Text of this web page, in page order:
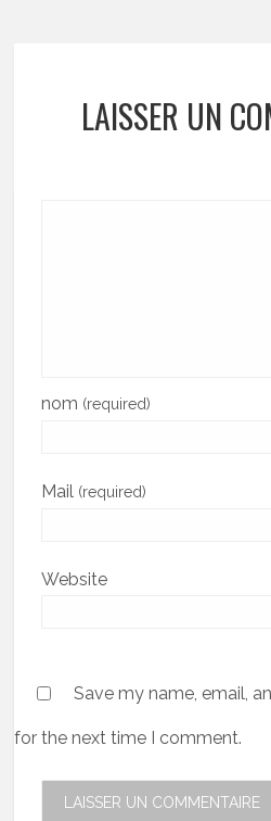
LAISSER UN
nom (required)
Mail (required)
Website
Save my name, email,
for the next time I comment.